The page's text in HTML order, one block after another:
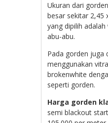
Ukuran dari
besar sekitar 2,45
yang dipilih
abu-abu.
Pada gorden juga
menggunakan
brokenwhite
seperti gorden.
Harga gorden
semi blackout